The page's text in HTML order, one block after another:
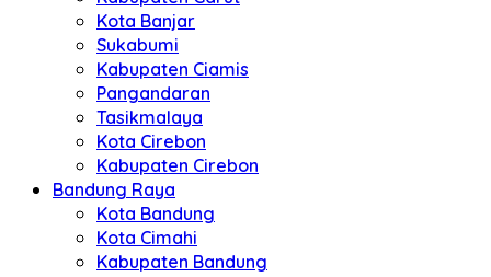
Kota Banjar
Sukabumi
Kabupaten Ciamis
Pangandaran
Tasikmalaya
Kota Cirebon
Kabupaten Cirebon
Bandung Raya
Kota Bandung
Kota Cimahi
Kabupaten Bandung